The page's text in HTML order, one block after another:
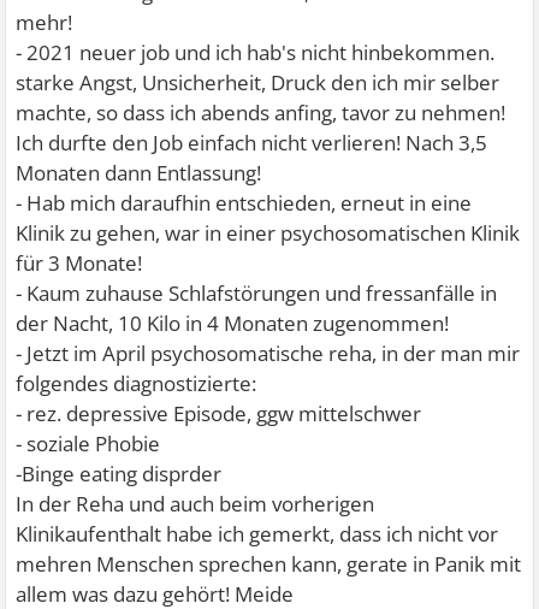
mehr!
- 2021 neuer job und ich hab's nicht hinbekommen.
starke Angst, Unsicherheit, Druck den ich mir selber
machte, so dass ich abends anfing, tavor zu nehmen!
Ich durfte den Job einfach nicht verlieren! Nach 3,5
Monaten dann Entlassung!
- Hab mich daraufhin entschieden, erneut in eine
Klinik zu gehen, war in einer psychosomatischen Klinik
für 3 Monate!
- Kaum zuhause Schlafstörungen und fressanfälle in
der Nacht, 10 Kilo in 4 Monaten zugenommen!
- Jetzt im April psychosomatische reha, in der man mir
folgendes diagnostizierte:
- rez. depressive Episode, ggw mittelschwer
- soziale Phobie
-Binge eating disprder
In der Reha und auch beim vorherigen
Klinikaufenthalt habe ich gemerkt, dass ich nicht vor
mehren Menschen sprechen kann, gerate in Panik mit
allem was dazu gehört! Meide